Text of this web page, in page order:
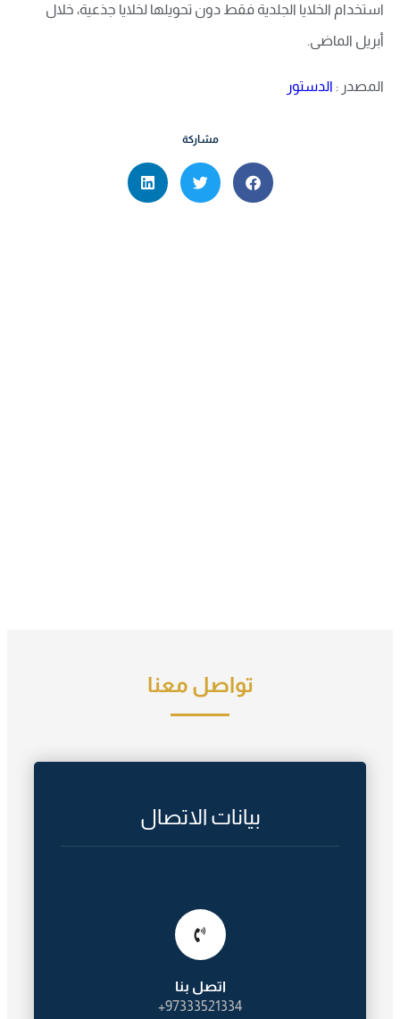
استخدام الخلايا الجلدية فقط دون تحويلها لخلايا جذعية، خلال
أبريل الماضى.
المصدر : الدستور
مشاركة
بيانات الاتصال
اتصل بنا
97333521334+
تواصل معنا